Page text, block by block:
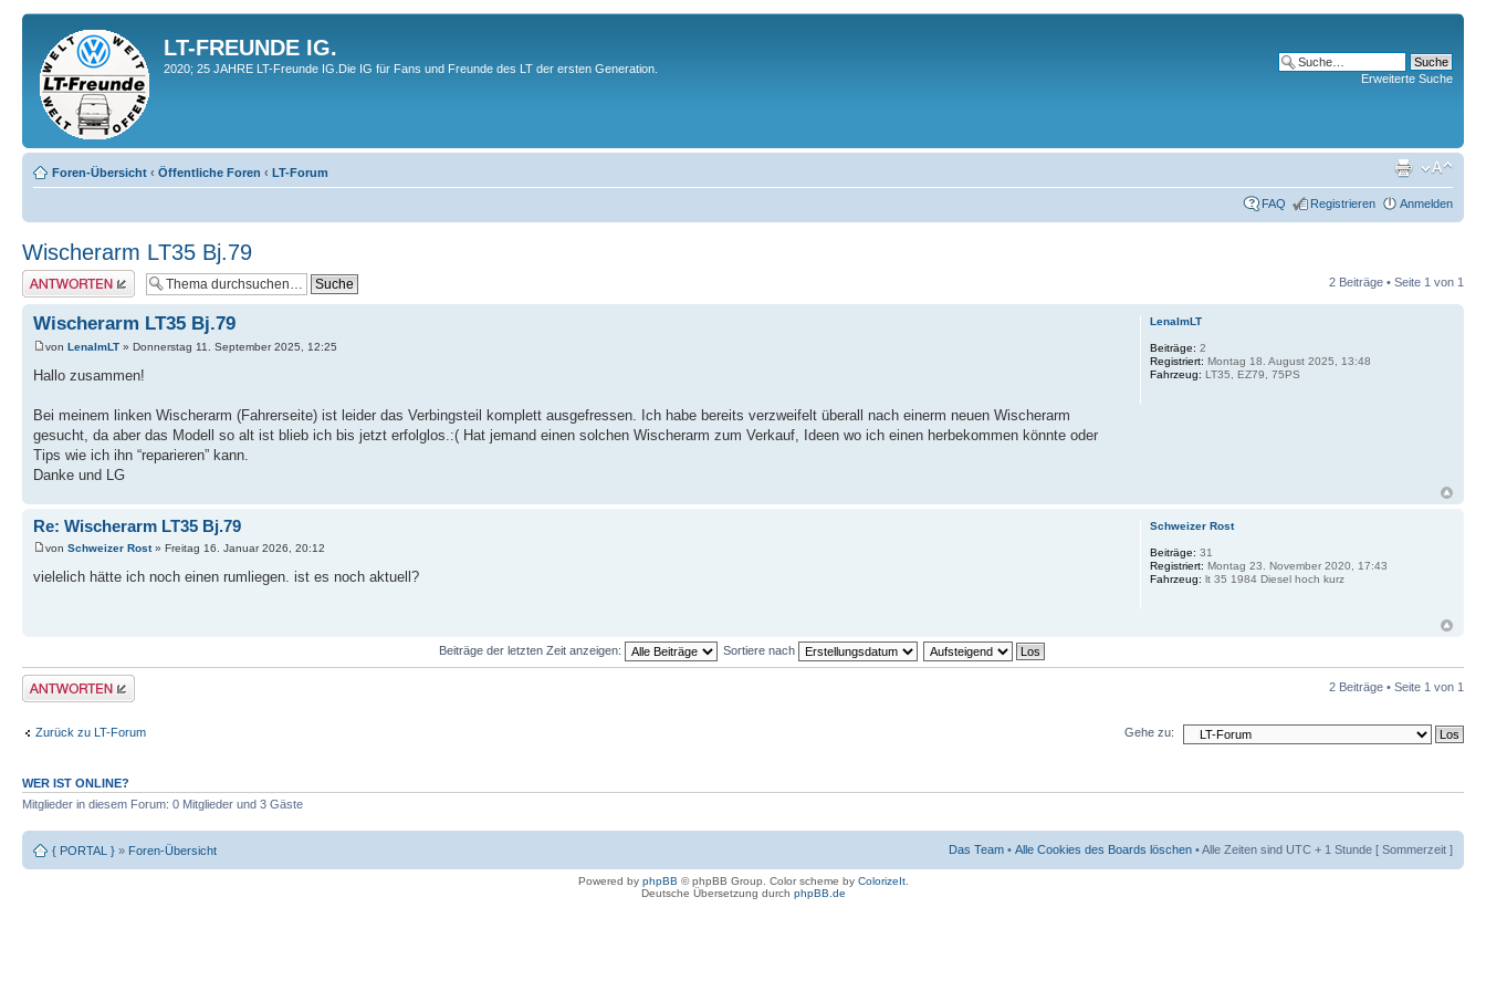
LT-FREUNDE IG.
2020; 25 JAHRE LT-Freunde IG.Die IG für Fans und Freunde des LT der ersten Generation.
Erweiterte Suche
Foren-Übersicht ‹ Öffentliche Foren ‹ LT-Forum
FAQ Registrieren Anmelden
Wischerarm LT35 Bj.79
Antwort erstellen 2 Beiträge • Seite 1 von 1
Wischerarm LT35 Bj.79
von LenaImLT » Donnerstag 11. September 2025, 12:25
Hallo zusammen!
Bei meinem linken Wischerarm (Fahrerseite) ist leider das Verbingsteil komplett ausgefressen. Ich habe bereits verzweifelt überall nach einerm neuen Wischerarm
gesucht, da aber das Modell so alt ist blieb ich bis jetzt erfolglos.:( Hat jemand einen solchen Wischerarm zum Verkauf, Ideen wo ich einen herbekommen könnte oder
Tips wie ich ihn “reparieren” kann.
Danke und LG
LenaImLT
Beiträge: 2
Registriert: Montag 18. August 2025, 13:48
Fahrzeug: LT35, EZ79, 75PS
Re: Wischerarm LT35 Bj.79
von Schweizer Rost» Freitag 16. Januar 2026, 20:12
vielelich hätte ich noch einen rumliegen. ist es noch aktuell?
Schweizer Rost
Beiträge: 31
Registriert: Montag 23. November 2020, 17:43
Fahrzeug: lt 35 1984 Diesel hoch kurz
Beiträge der letzten Zeit anzeigen: Sortiere nach
Antwort erstellen 2 Beiträge • Seite 1 von 1
Zurück zu LT-Forum Gehe zu:
WER IST ONLINE?
Mitglieder in diesem Forum: 0 Mitglieder und 3 Gäste
{ PORTAL } » Foren-Übersicht Das Team • Alle Cookies des Boards löschen • Alle Zeiten sind UTC + 1 Stunde [ Sommerzeit ]
Powered by phpBB © phpBB Group. Color scheme by ColorizeIt.
Deutsche Übersetzung durch phpBB.de